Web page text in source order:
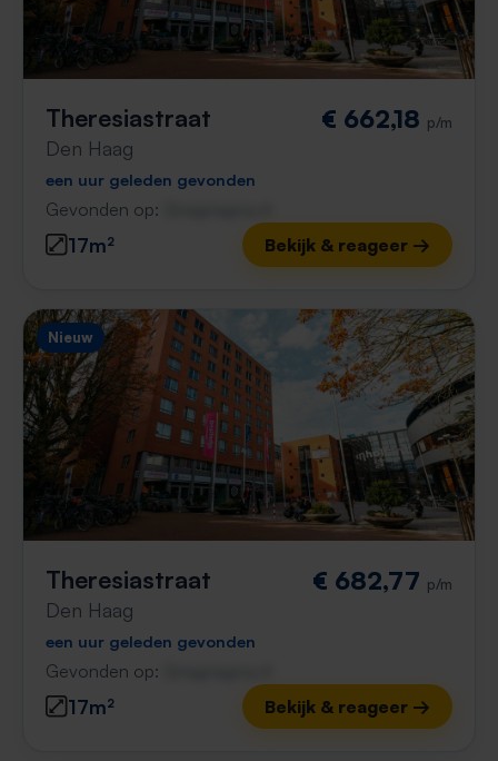
Theresiastraat
Den Haag
€ 662,18 p/m
een uur geleden gevonden
Gevonden op:
17m² Bekijk & reageer →
Nieuw
Theresiastraat
Den Haag
€ 682,77 p/m
een uur geleden gevonden
Gevonden op:
17m² Bekijk & reageer →